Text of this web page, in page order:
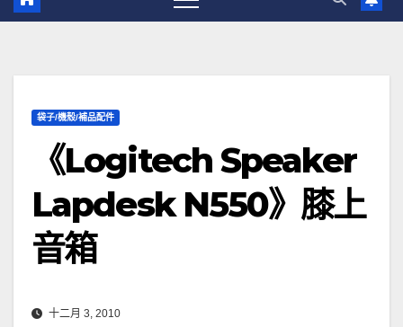
袋子/機殼/補品配件
《Logitech Speaker
Lapdesk N550》膝上
音箱
十二月 3, 2010